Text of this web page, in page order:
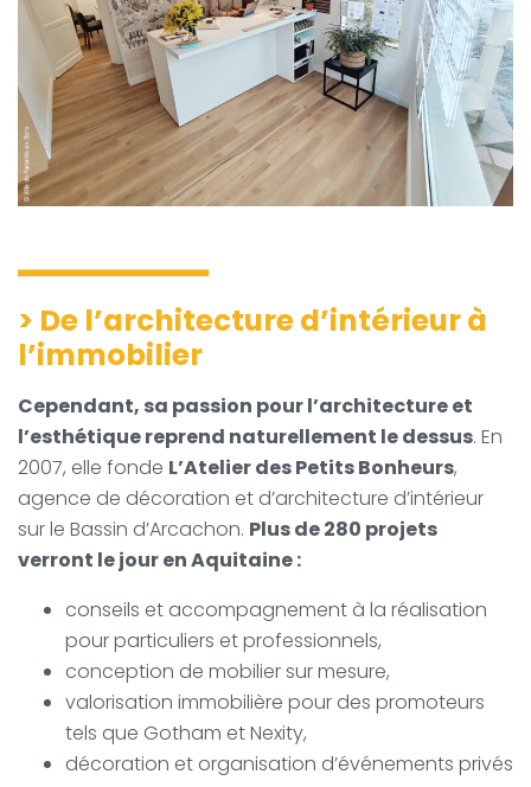
> De l’architecture d’intérieur à
l’immobilier
Cependant, sa passion pour l’architecture et
l’esthétique reprend naturellement le dessus. En
2007, elle fonde L’Atelier des Petits Bonheurs,
agence de décoration et d’architecture d’intérieur
sur le Bassin d’Arcachon. Plus de 280 projets
verront le jour en Aquitaine :
conseils et accompagnement à la réalisation
pour particuliers et professionnels,
conception de mobilier sur mesure,
valorisation immobilière pour des promoteurs
tels que Gotham et Nexity,
décoration et organisation d’événements privés